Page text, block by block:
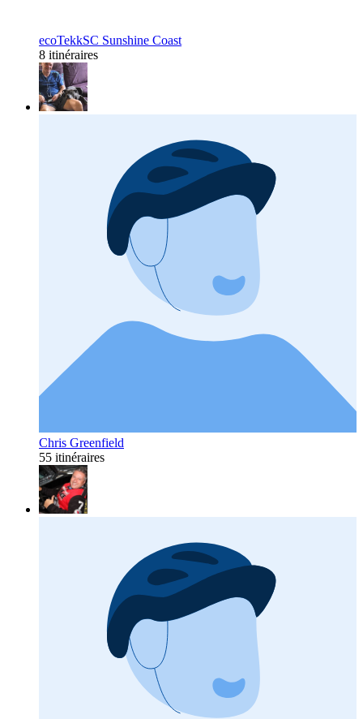
ecoTekkSC Sunshine Coast
8 itinéraires
Chris Greenfield
55 itinéraires